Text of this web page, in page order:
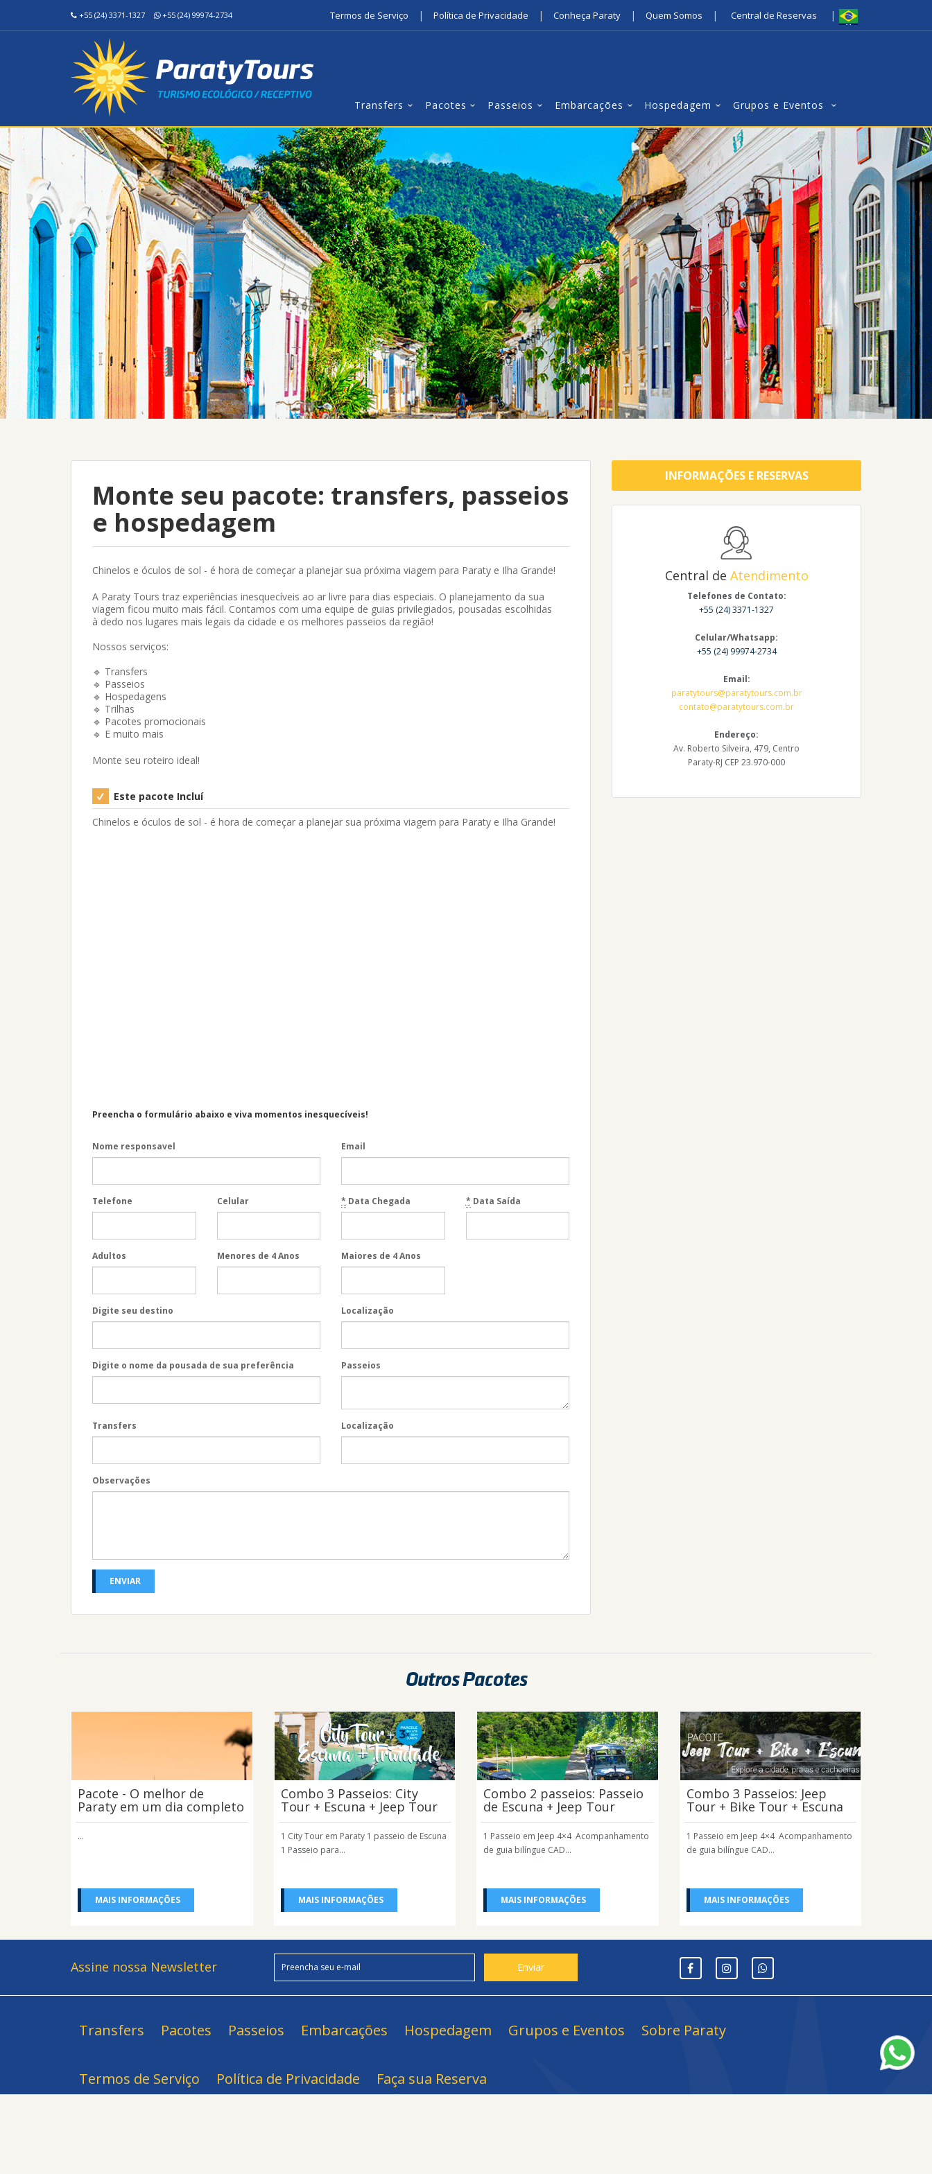
+55 (24) 3371-1327 +55 (24) 99974-2734 Termos de Serviço | Política de Privacidade | Conheça Paraty | Quem Somos | Central de Reservas |
Transfers Pacotes Passeios Embarcações Hospedagem Grupos e Eventos
Monte seu pacote: transfers, passeios
e hospedagem
Chinelos e óculos de sol - é hora de começar a planejar sua próxima viagem para Paraty e Ilha Grande!
A Paraty Tours traz experiências inesquecíveis ao ar livre para dias especiais. O planejamento da sua
viagem ficou muito mais fácil. Contamos com uma equipe de guias privilegiados, pousadas escolhidas
à dedo nos lugares mais legais da cidade e os melhores passeios da região!
Nossos serviços:
🔹 Transfers⁣
🔹 Passeios
🔹 Hospedagens⁣
🔹 Trilhas⁣
🔹 Pacotes promocionais⁣
🔹 E muito mais⁣
Monte seu roteiro ideal!
Este pacote Incluí
Chinelos e óculos de sol - é hora de começar a planejar sua próxima viagem para Paraty e Ilha Grande!
Preencha o formulário abaixo e viva momentos inesquecíveis!
Nome responsavel Email
Telefone Celular * Data Chegada * Data Saída
Adultos Menores de 4 Anos Maiores de 4 Anos
Digite seu destino Localização
Digite o nome da pousada de sua preferência Passeios
Transfers Localização
Observações
INFORMAÇÕES E RESERVAS
Central de Atendimento
Telefones de Contato:
+55 (24) 3371-1327
Celular/Whatsapp:
+55 (24) 99974-2734
Email:
paratytours@paratytours.com.br
contato@paratytours.com.br
Endereço:
Av. Roberto Silveira, 479, Centro
Paraty-RJ CEP 23.970-000
Outros Pacotes
Pacote - O melhor de
Paraty em um dia completo
...
MAIS INFORMAÇÕES
Combo 3 Passeios: City
Tour + Escuna + Jeep Tour
1 City Tour em Paraty 1 passeio de Escuna
1 Passeio para...
MAIS INFORMAÇÕES
Combo 2 passeios: Passeio
de Escuna + Jeep Tour
1 Passeio em Jeep 4×4 Acompanhamento
de guia bilíngue CAD...
MAIS INFORMAÇÕES
Combo 3 Passeios: Jeep
Tour + Bike Tour + Escuna
1 Passeio em Jeep 4×4 Acompanhamento
de guia bilíngue CAD...
MAIS INFORMAÇÕES
Assine nossa Newsletter
Transfers Pacotes Passeios Embarcações Hospedagem Grupos e Eventos Sobre Paraty
Termos de Serviço Política de Privacidade Faça sua Reserva